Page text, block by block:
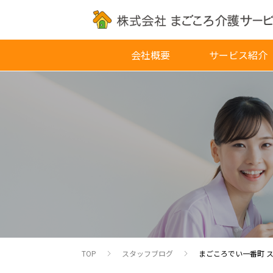
会社概要 サービス紹介
TOP スタッフブログ まごころでい一番町